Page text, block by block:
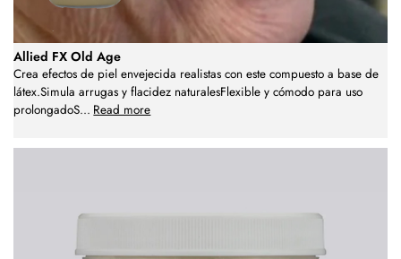
Allied FX Old Age
Crea efectos de piel envejecida realistas con este compuesto a base de
látex.Simula arrugas y flacidez naturalesFlexible y cómodo para uso
prolongadoS... Read more